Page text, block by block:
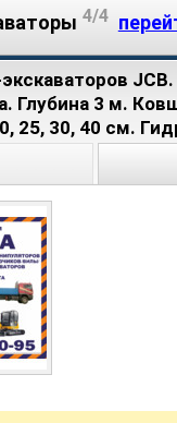
4/4
JCB.
Глубина 3 м.
25, 30, 40 см.